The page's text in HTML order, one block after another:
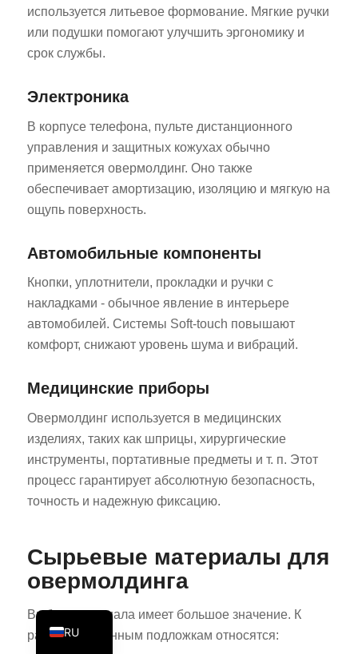
используется литьевое формование. Мягкие ручки
или подушки помогают улучшить эргономику и
срок службы.
Электроника
В корпусе телефона, пульте дистанционного
управления и защитных кожухах обычно
применяется овермолдинг. Оно также
обеспечивает амортизацию, изоляцию и мягкую на
ощупь поверхность.
Автомобильные компоненты
Кнопки, уплотнители, прокладки и ручки с
накладками - обычное явление в интерьере
автомобилей. Системы Soft-touch повышают
комфорт, снижают уровень шума и вибраций.
Медицинские приборы
Овермолдинг используется в медицинских
изделиях, таких как шприцы, хирургические
инструменты, портативные предметы и т. п. Этот
процесс гарантирует абсолютную безопасность,
точность и надежную фиксацию.
Сырьевые материалы для
овермолдинга
Выбор материала имеет большое значение. К
распространенным подложкам относятся:
RU
IT
FR
NL
TR
AR
ES
KO
PT
CS
DA
NB
EL
HU
RO